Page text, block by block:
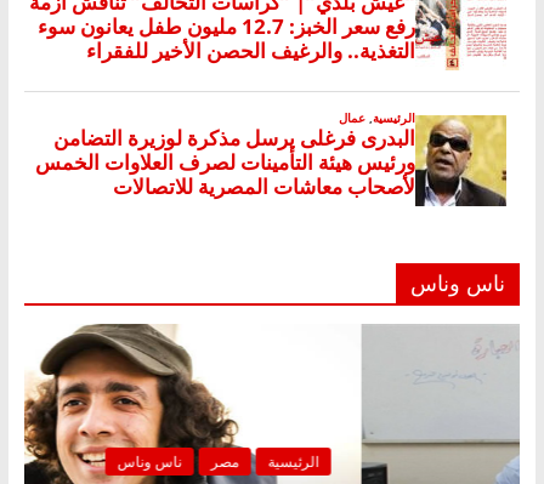
ناس وناس
الرئيسية ناس وناس